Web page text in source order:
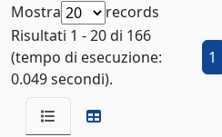
Mostra
records
Risultati 1 - 20 di 166
(tempo di esecuzione:
0.049 secondi).
1